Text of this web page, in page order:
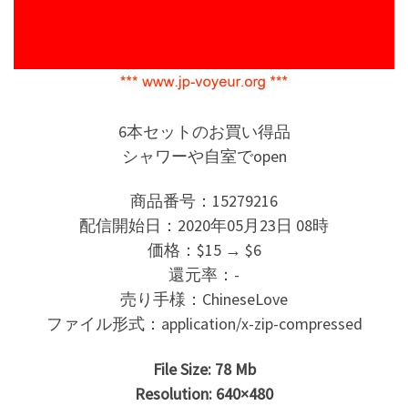
6本セットのお買い得品
シャワーや自室でopen
商品番号：15279216
配信開始日：2020年05月23日 08時
価格：$15 → $6
還元率：-
売り手様：ChineseLove
ファイル形式：application/x-zip-compressed
File Size: 78 Mb
Resolution: 640×480